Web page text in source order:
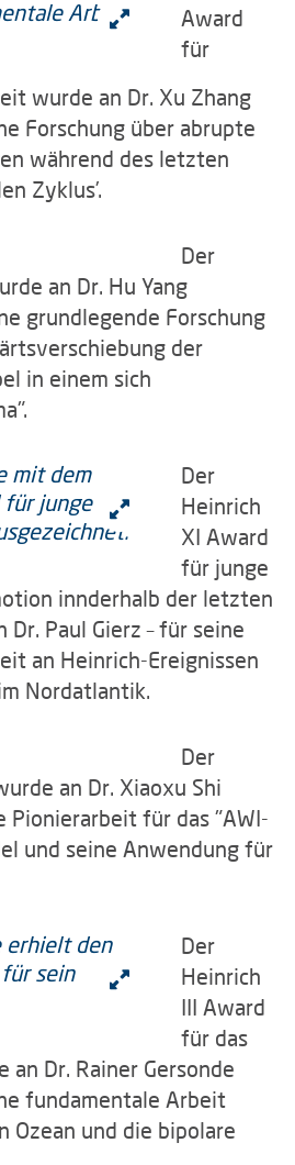
Award
für
wurde an Dr. Xu Zhang
Forschung über abrupte
während des letzten
Zyklus’.
Der
an Dr. Hu Yang
grundlegende Forschung
der
in einem sich
Der
Heinrich
XI Award
für junge
innderhalb der letzten
Dr. Paul Gierz – für seine
an Heinrich-Ereignissen
Nordatlantik.
Der
an Dr. Xiaoxu Shi
für das "AWI-
und seine Anwendung für
Der
Heinrich
III Award
für das
an Dr. Rainer Gersonde
fundamentale Arbeit
Ozean und die bipolare